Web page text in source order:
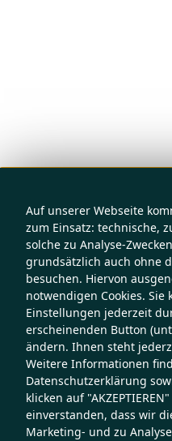
Auf unserer Webseite
zum Einsatz: technische,
solche zu Analyse-
grundsätzlich auch ohne
besuchen. Hiervon
notwendigen Cookies. Sie
Einstellungen jederzeit
erscheinenden Button
ändern. Ihnen steht
Weitere Informationen
Datenschutzerklärung
klicken auf
einverstanden, dass wir
Marketing- und zu